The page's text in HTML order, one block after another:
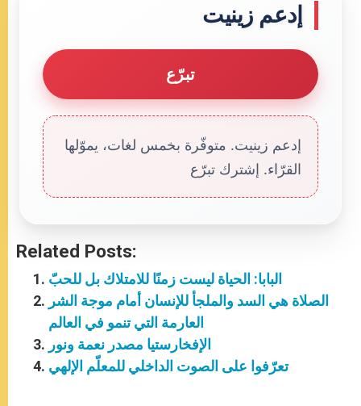
إدعم زينيت
تبرّع
إدعم زينيت. متوفّرة بخمس لغات، يموّلها
القرّاء. إشترك تبرّع
Related Posts:
البابا: الحياة ليست زمنًا للامتلاك بل للحبّ
الصلاة هي السد والملجأ للإنسان أمام موجة الشر
العارمة التي تنمو في العالم
الإفخارستيا مصدر نعمة ونور
تعرّفوا على الصوت الداخلي للمعلّم الإلهي